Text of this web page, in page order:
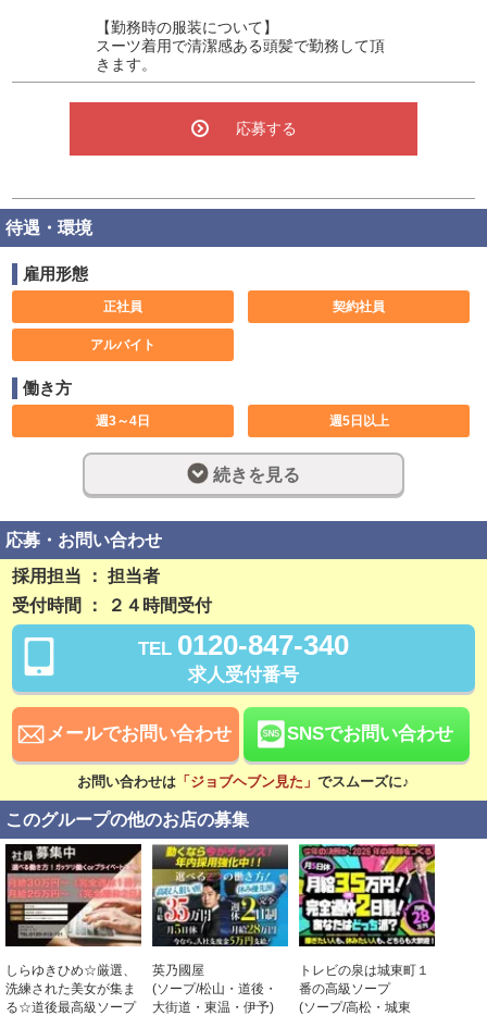
【勤務時の服装について】
スーツ着用で清潔感ある頭髪で勤務して頂
きます。
応募する
待遇・環境
雇用形態
正社員 契約社員
アルバイト
働き方
週3～4日 週5日以上
大型連休あり 土日のみ可
休み希望対応可 長期歓迎
週休2日制
社員登用制度あり
勤務開始日相談可
昇給あり 資格手当あり
待遇
社会保険完備 交通費支給
寮・社宅あり 食事補助あり
研修あり 託児所完備
託児所紹介可
未経験可 経験者歓迎
続きを見る
応募・お問い合わせ
採用担当 ： 担当者
受付時間 ： ２４時間受付
TEL 0120-847-340
求人受付番号
メールでお問い合わせ SNSでお問い合わせ
お問い合わせは 「ジョブヘブン見た」 でスムーズに♪
このグループの他のお店の募集
しらゆきひめ☆厳選、
洗練された美女が集ま
る☆道後最高級ソープ
英乃國屋
(ソープ/松山・道後・
大街道・東温・伊予)
トレビの泉は城東町１
番の高級ソープ
(ソープ/高松・城東